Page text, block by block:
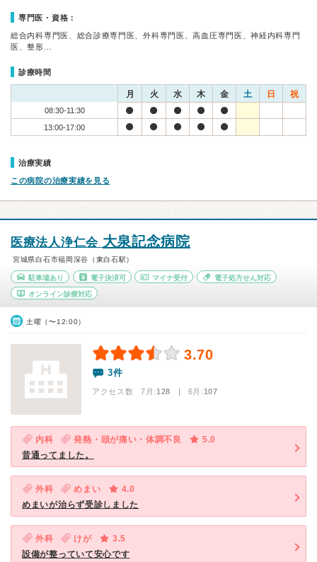
専門医・資格：
総合内科専門医、総合診療専門医、外科専門医、高血圧専門医、神経内科専門
医、整形…
診療時間
月 火 水 木 金 土 日 祝
08:30-11:30
13:00-17:00
治療実績
この病院の治療実績を見る
医療法人浄仁会 大泉記念病院
宮城県白石市福岡深谷（東白石駅）
駐車場あり 電子決済可 マイナ受付 電子処方せん対応
オンライン診療対応
土曜（〜12:00）
3.70
3件
アクセス数 7月:128 | 6月:107
内科 発熱・頭が痛い・体調不良
5.0
昔通ってました。
外科 めまい
4.0
めまいが治らず受診しました
外科 けが
3.5
設備が整っていて安心です